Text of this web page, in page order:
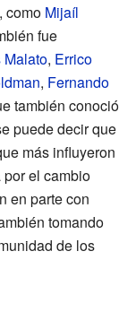
como Mijaíl
fue
, Errico
, Fernando
también conoció
puede decir que
más influyeron
el cambio
en parte con
tomando
de los